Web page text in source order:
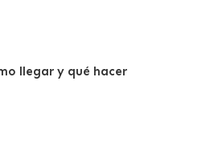
llegar y qué hacer